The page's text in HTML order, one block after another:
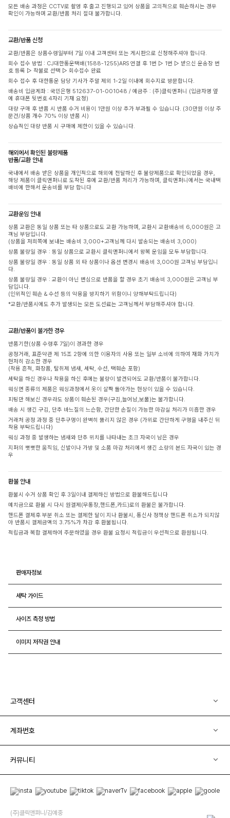
모든 배송 과정은 CCTV로 촬영 후 출고 진행되고 있어 상품을 고의적으로 훼손하시는 경우
확인이 가능하며 교환/반품 처리 절대 불가합니다.
교환/반품 신청
교환/반품은 상품수령일부터 7일 이내 고객센터 또는 게시판으로 신청해주셔야 합니다.
회수 접수 방법 : CJ대한통운택배(1588-1255)ARS 연결 후 1번 ▷ 1번 ▷ 받으신 운송장 번
호 등록 ▷ 착불로 선택 ▷ 회수접수 완료
회수 접수 후 대한통운 담당 기사가 주말 제외 1-2일 이내에 회수지로 방문합니다.
배송비 입금계좌 : 국민은행 512637-01-001048 / 예금주 : (주)클릭앤퍼니 (입금자명 옆
에 휴대폰 뒷번호 4자리 기재 요청)
대량 구매 후 반품 시 반품 수거 비용이 1만원 이상 추가 부과될 수 있습니다. (30만원 이상 주
문건/상품 개수 70% 이상 반품 시)
상습적인 대량 반품 시 구매에 제한이 있을 수 있습니다.
해외에서 확인된 불량제품
반품/교환 안내
국내에서 배송 받은 상품을 개인적으로 해외에 전달하신 후 불량제품으로 확인되었을 경우,
해당 제품이 클릭앤퍼니로 도착된 후에 교환/반품 처리가 가능하며, 클릭앤퍼니에서는 국내택
배비에 한해서 운송비를 부담 합니다
교환운임 안내
상품 교환은 동일 상품 또는 타 상품으로도 교환 가능하며, 교환시 교환배송비 6,000원은 고
객님 부담입니다.
(상품을 저희쪽에 보내는 배송비 3,000+고객님께 다시 발송되는 배송비 3,000)
상품 불량일 경우 : 동일 상품으로 교환시 클릭앤퍼니에서 왕복 운임을 모두 부담합니다.
상품 불량일 경우 : 동일 상품 외 타 상품이나 옵션 변경시 배송비 3,000원 고객님 부담입니
다.
상품 불량일 경우 : 교환이 아닌 변심으로 반품을 할 경우 초기 배송비 3,000원은 고객님 부
담입니다.
(인위적인 훼손 & 수선 등의 악용을 방지하기 위함이니 양해부탁드립니다)
*교환/반품시에도 추가 발생되는 모든 도선료는 고객님께서 부담해주셔야 합니다.
교환/반품이 불가한 경우
반품기한(상품 수령후 7일)이 경과한 경우
공정거래, 표준약관 제 15조 2항에 의한 이용자의 사용 또는 일부 소비에 의하여 재화 가치가
현저히 감소한 경우
(착용 흔적, 화장품, 탈취제 냄새, 세탁, 수선, 택훼손 포함)
세탁을 하신 경우나 착용을 하신 후에는 불량이 발견되어도 교환/반품이 불가합니다.
워싱면 종류의 제품은 워싱과정에서 옷이 살짝 돌아가는 현상이 있을 수 있습니다.
피팅만 해보신 경우라도 상품이 훼손된 경우(구김,늘어남,보풀)는 불가합니다.
배송 시 생긴 구김, 단추 바느질의 느슨함, 간단한 손질이 가능한 마감실 처리가 미흡한 경우
거래처 공정 과정 중 단추구멍이 완벽히 뚫리지 않은 경우 (가위로 간단하게 구멍을 내주신 뒤
착용 부탁드립니다)
워싱 과정 중 발생하는 냄새와 단추 위치를 나타내는 초크 자국이 남은 경우
지퍼의 뻣뻣한 움직임, 신발이나 가방 및 소품 마감 처리에서 생긴 소량의 본드 자국이 있는 경
우
환불 안내
환불시 수거 상품 확인 후 3일이내 결제하신 방법으로 환불해드립니다
예치금으로 환불 시 다시 원결제(무통장,핸드폰,카드)로의 환불은 불가합니다.
핸드폰 결제후 부분 취소 또는 결제한 달이 지나 환불시, 통신사 정책상 핸드폰 취소가 되지않
아 반품시 결제금액의 3.75%가 차감 후 환불됩니다.
적립금과 복합 결제하여 주문하였을 경우 환불 요청시 적립금이 우선적으로 환원됩니다.
판매자정보
세탁 가이드
사이즈 측정 방법
이미지 저작권 안내
고객센터
계좌번호
커뮤니티
(주)클릭앤퍼니/김예중